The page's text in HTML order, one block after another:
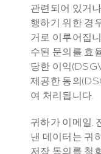
관련되어 있거
행하기 위한 경
거로 이루어집
수된 문의를 효
당한 이익
제공한 동의
여 처리됩니다.
귀하가 이메일,
낸 데이터는 귀
저장 동의를 철